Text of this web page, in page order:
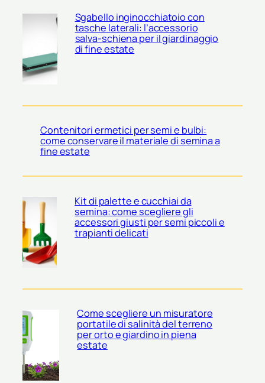
Sgabello inginocchiatoio con
tasche laterali: l’accessorio
salva-schiena per il giardinaggio
di fine estate
Contenitori ermetici per semi e bulbi:
come conservare il materiale di semina a
fine estate
Kit di palette e cucchiai da
semina: come scegliere gli
accessori giusti per semi piccoli e
trapianti delicati
Come scegliere un misuratore
portatile di salinità del terreno
per orto e giardino in piena
estate